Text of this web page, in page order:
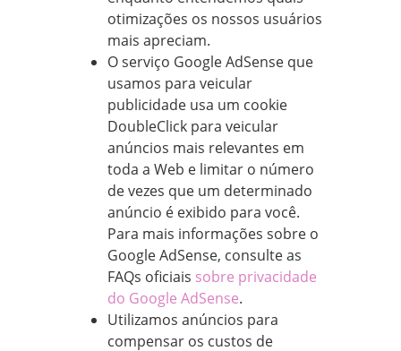
otimizações os nossos usuários
mais apreciam.
O serviço Google AdSense que
usamos para veicular
publicidade usa um cookie
DoubleClick para veicular
anúncios mais relevantes em
toda a Web e limitar o número
de vezes que um determinado
anúncio é exibido para você.
Para mais informações sobre o
Google AdSense, consulte as
FAQs oficiais sobre privacidade
do Google AdSense.
Utilizamos anúncios para
compensar os custos de